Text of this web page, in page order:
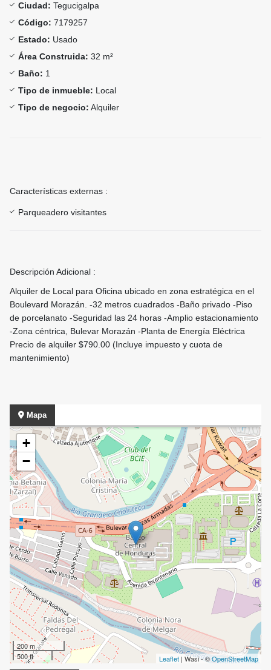
Ciudad: Tegucigalpa
Código: 7179257
Estado: Usado
Área Construida: 32 m²
Baño: 1
Tipo de inmueble: Local
Tipo de negocio: Alquiler
Características externas :
Parqueadero visitantes
Descripción Adicional :
Alquiler de Local para Oficina ubicado en zona estratégica en el
Boulevard Morazán. -32 metros cuadrados -Baño privado -Piso
de porcelanato -Seguridad las 24 horas -Amplio estacionamiento
-Zona céntrica, Bulevar Morazán -Planta de Energía Eléctrica
Precio de alquiler $790.00 (Incluye impuesto y cuota de
mantenimiento)
Mapa
+
−
200 m
500 ft
Leaflet | Wasi - ©OpenStreetMap